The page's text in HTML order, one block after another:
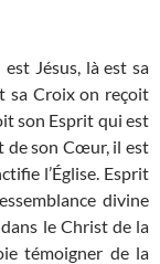
Jésus, là est sa
sa Croix on reçoit
son Esprit qui est
de son Cœur, il est
l’Église. Esprit
divine
le Christ de la
témoigner de la